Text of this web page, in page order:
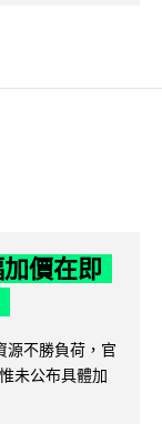
價在即
源不勝負荷，官
未公布具體加